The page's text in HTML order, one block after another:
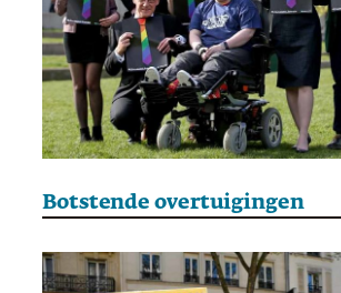
Botstende overtuigingen